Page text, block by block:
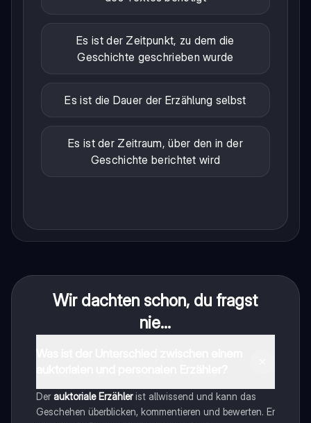
Es ist der Zeitpunkt, zu dem die
Geschichte geschrieben wurde
Es ist die Dauer der Erzählung selbst
Es ist der Zeitraum, über den in der
Geschichte berichtet wird
Wir dachten schon, du fragst
nie...
Derauktoriale Erzählerist allwissend und kann das
Geschehen überblicken, kommentieren und bewerten. Er